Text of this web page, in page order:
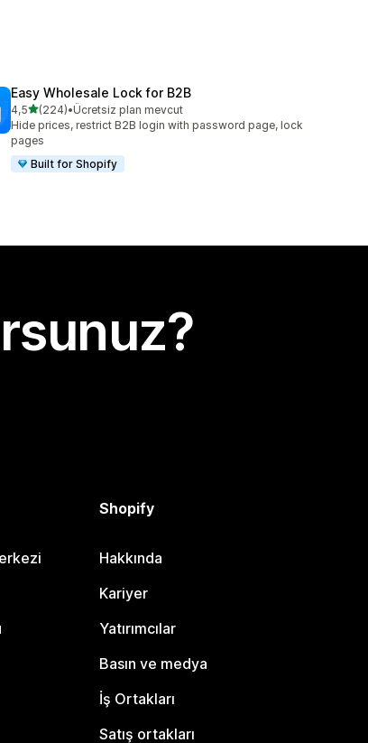
Easy Wholesale Lock for B2B
4,55 yıldız üzerinden
(224)
toplam 224 değerlendirme
•Ücretsiz plan mevcut
Hide prices, restrict B2B login with password page, lock
pages
Built for Shopify
Shopify
Hakkında
Kariyer
Yatırımcılar
Basın ve medya
İş Ortakları
Satış ortakları